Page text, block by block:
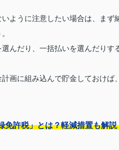
ように注意したい場合は、ま
んだり、一括払いを選んだりす
画に組み込んで貯金しておけば
免許税」とは？軽減措置も解説